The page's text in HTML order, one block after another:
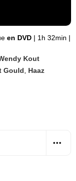
en DVD | 1h 32min |
Kout
Gould
Haaz